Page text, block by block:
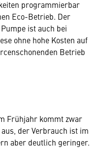
programmierbar
Eco-Betrieb. Der
ist auch bei
ohne hohe Kosten auf
Betrieb
Frühjahr kommt zwar
der Verbrauch ist im
aber deutlich geringer.